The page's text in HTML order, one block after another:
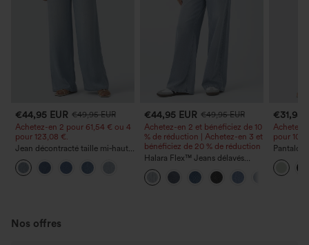
€44,95 EUR €49,95 EUR
Achetez-en 2 pour 61,54 € ou 4
pour 123,08 €.
Jean décontracté taille mi‑haute,
à cordon de serrage, avec
poches
€44,95 EUR €49,95 EUR
Achetez-en 2 et bénéficiez de 10
% de réduction | Achetez-en 3 et
bénéficiez de 20 % de réduction
Halara Flex™ Jeans délavés
décontractés, coupe baggy à
jambe large, taille basse
asymétrique, poches zippées
€31,95
Achetez-
pour
Pantalon
avec
coupe
effet lin
Nos offres